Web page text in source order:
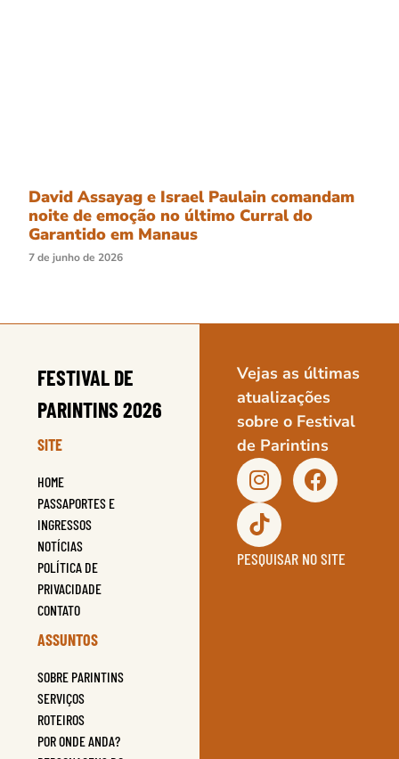
David Assayag e Israel Paulain comandam
noite de emoção no último Curral do
Garantido em Manaus
7 de junho de 2026
FESTIVAL DE
PARINTINS 2026
SITE
HOME
PASSAPORTES E
INGRESSOS
NOTÍCIAS
POLÍTICA DE
PRIVACIDADE
CONTATO
ASSUNTOS
SOBRE PARINTINS
SERVIÇOS
ROTEIROS
POR ONDE ANDA?
Vejas as últimas
atualizações
sobre o Festival
de Parintins
PESQUISAR NO SITE